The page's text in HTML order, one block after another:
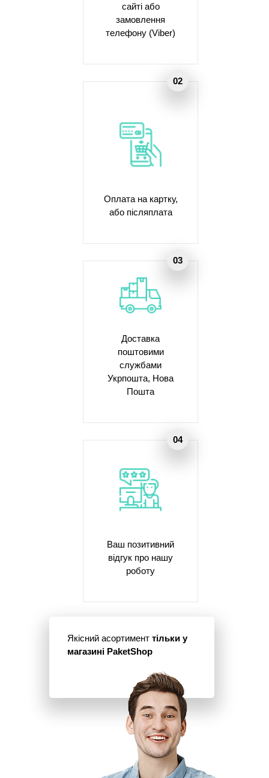
сайті або
замовлення
телефону (Viber)
Оплата на картку,
або післяплата
Доставка
поштовими
службами
Укрпошта, Нова
Пошта
Ваш позитивний
відгук про нашу
роботу
Якісний асортимент тільки у
магазині PaketShop